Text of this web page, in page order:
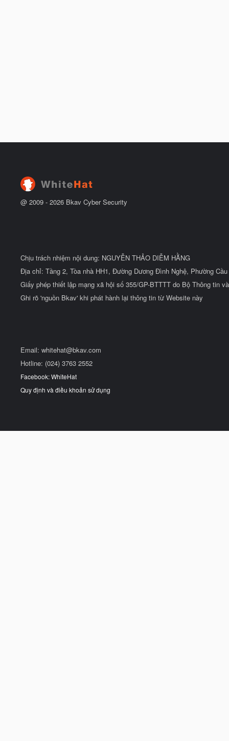
@ 2009 - 2026 Bkav Cyber Security
Chịu trách nhiệm nội dung: NGUYỄN THẢO DIỄM HẰNG
Địa chỉ: Tầng 2, Tòa nhà HH1, Đường Dương Đình Nghệ, Phường
Giấy phép thiết lập mạng xã hội số 355/GP-BTTTT do Bộ Thông tin
Ghi rõ 'nguồn Bkav' khi phát hành lại thông tin từ Website này
Email: whitehat@bkav.com
Hotline: (024) 3763 2552
Facebook: WhiteHat
Quy định và điều khoản sử dụng